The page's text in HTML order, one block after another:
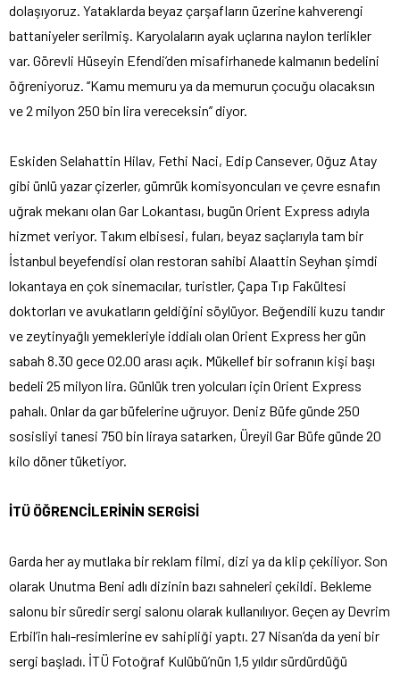
dolaşıyoruz. Yataklarda beyaz çarşafların üzerine kahverengi
battaniyeler serilmiş. Karyolaların ayak uçlarına naylon terlikler
var. Görevli Hüseyin Efendi’den misafirhanede kalmanın bedelini
öğreniyoruz. ‘‘Kamu memuru ya da memurun çocuğu olacaksın
ve 2 milyon 250 bin lira vereceksin’’ diyor.
Eskiden Selahattin Hilav, Fethi Naci, Edip Cansever, Oğuz Atay
gibi ünlü yazar çizerler, gümrük komisyoncuları ve çevre esnafın
uğrak mekanı olan Gar Lokantası, bugün Orient Express adıyla
hizmet veriyor. Takım elbisesi, fuları, beyaz saçlarıyla tam bir
İstanbul beyefendisi olan restoran sahibi Alaattin Seyhan şimdi
lokantaya en çok sinemacılar, turistler, Çapa Tıp Fakültesi
doktorları ve avukatların geldiğini söylüyor. Beğendili kuzu tandır
ve zeytinyağlı yemekleriyle iddialı olan Orient Express her gün
sabah 8.30 gece 02.00 arası açık. Mükellef bir sofranın kişi başı
bedeli 25 milyon lira. Günlük tren yolcuları için Orient Express
pahalı. Onlar da gar büfelerine uğruyor. Deniz Büfe günde 250
sosisliyi tanesi 750 bin liraya satarken, Üreyil Gar Büfe günde 20
kilo döner tüketiyor.
İTÜ ÖĞRENCİLERİNİN SERGİSİ
Garda her ay mutlaka bir reklam filmi, dizi ya da klip çekiliyor. Son
olarak Unutma Beni adlı dizinin bazı sahneleri çekildi. Bekleme
salonu bir süredir sergi salonu olarak kullanılıyor. Geçen ay Devrim
Erbil’in halı-resimlerine ev sahipliği yaptı. 27 Nisan’da da yeni bir
sergi başladı. İTÜ Fotoğraf Kulübü’nün 1,5 yıldır sürdürdüğü